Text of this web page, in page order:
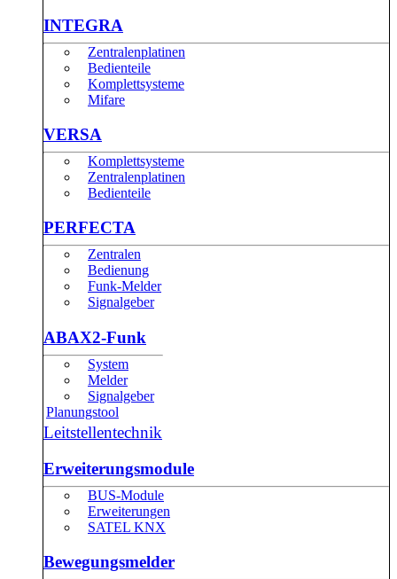
INTEGRA
Zentralenplatinen
Bedienteile
Komplettsysteme
Mifare
VERSA
Komplettsysteme
Zentralenplatinen
Bedienteile
PERFECTA
Zentralen
Bedienung
Funk-Melder
Signalgeber
ABAX2-Funk
System
Melder
Signalgeber
Planungstool
Leitstellentechnik
Erweiterungsmodule
BUS-Module
Erweiterungen
SATEL KNX
Bewegungsmelder